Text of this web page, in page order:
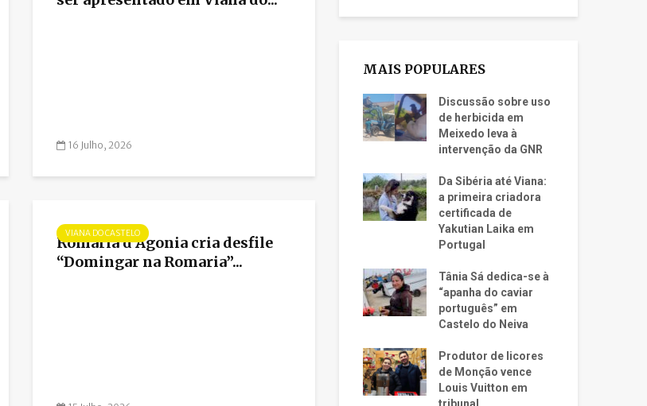
16 Julho, 2026
VIANA DO CASTELO
Romaria d’Agonia cria desfile
“Domingar na Romaria”...
MAIS POPULARES
Discussão sobre uso
de herbicida em
Meixedo leva à
intervenção da GNR
Da Sibéria até Viana:
a primeira criadora
certificada de
Yakutian Laika em
Portugal
Tânia Sá dedica-se à
“apanha do caviar
português” em
Castelo do Neiva
Produtor de licores
de Monção vence
Louis Vuitton em